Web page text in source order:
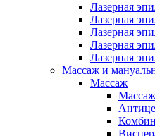
Лазерная
Лазерная
Лазерная
Лазерная
Лазерная
Массаж и
Массаж